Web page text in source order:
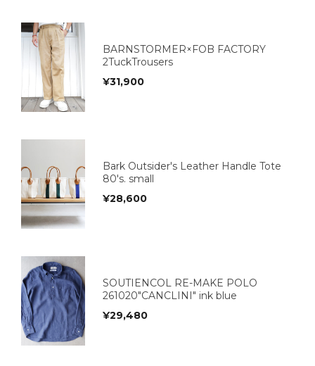
BARNSTORMER×FOB FACTORY
2TuckTrousers
¥31,900
Bark Outsider's Leather Handle Tote
80's. small
¥28,600
SOUTIENCOL RE-MAKE POLO
261020"CANCLINI" ink blue
¥29,480